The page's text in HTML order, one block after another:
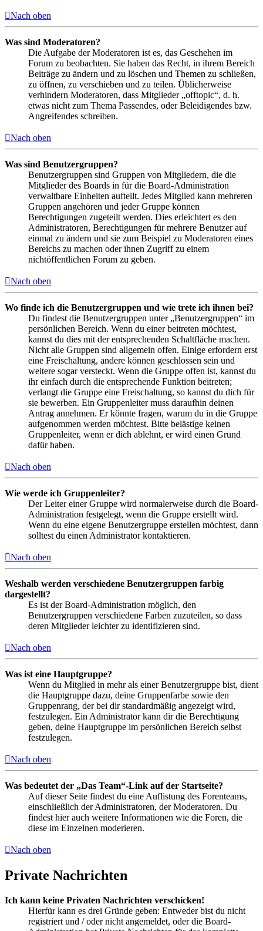
Nach oben
Was sind Moderatoren?
Die Aufgabe der Moderatoren ist es, das Geschehen im
Forum zu beobachten. Sie haben das Recht, in ihrem Bereich
Beiträge zu ändern und zu löschen und Themen zu schließen,
zu öffnen, zu verschieben und zu teilen. Üblicherweise
verhindern Moderatoren, dass Mitglieder „offtopic“, d. h.
etwas nicht zum Thema Passendes, oder Beleidigendes bzw.
Angreifendes schreiben.
Nach oben
Was sind Benutzergruppen?
Benutzergruppen sind Gruppen von Mitgliedern, die die
Mitglieder des Boards in für die Board-Administration
verwaltbare Einheiten aufteilt. Jedes Mitglied kann mehreren
Gruppen angehören und jeder Gruppe können
Berechtigungen zugeteilt werden. Dies erleichtert es den
Administratoren, Berechtigungen für mehrere Benutzer auf
einmal zu ändern und sie zum Beispiel zu Moderatoren eines
Bereichs zu machen oder ihnen Zugriff zu einem
nichtöffentlichen Forum zu geben.
Nach oben
Wo finde ich die Benutzergruppen und wie trete ich ihnen bei?
Du findest die Benutzergruppen unter „Benutzergruppen“ im
persönlichen Bereich. Wenn du einer beitreten möchtest,
kannst du dies mit der entsprechenden Schaltfläche machen.
Nicht alle Gruppen sind allgemein offen. Einige erfordern erst
eine Freischaltung, andere können geschlossen sein und
weitere sogar versteckt. Wenn die Gruppe offen ist, kannst du
ihr einfach durch die entsprechende Funktion beitreten;
verlangt die Gruppe eine Freischaltung, so kannst du dich für
sie bewerben. Ein Gruppenleiter muss daraufhin deinen
Antrag annehmen. Er könnte fragen, warum du in die Gruppe
aufgenommen werden möchtest. Bitte belästige keinen
Gruppenleiter, wenn er dich ablehnt, er wird einen Grund
dafür haben.
Nach oben
Wie werde ich Gruppenleiter?
Der Leiter einer Gruppe wird normalerweise durch die Board-
Administration festgelegt, wenn die Gruppe erstellt wird.
Wenn du eine eigene Benutzergruppe erstellen möchtest, dann
solltest du einen Administrator kontaktieren.
Nach oben
Weshalb werden verschiedene Benutzergruppen farbig
dargestellt?
Es ist der Board-Administration möglich, den
Benutzergruppen verschiedene Farben zuzuteilen, so dass
deren Mitglieder leichter zu identifizieren sind.
Nach oben
Was ist eine Hauptgruppe?
Wenn du Mitglied in mehr als einer Benutzergruppe bist, dient
die Hauptgruppe dazu, deine Gruppenfarbe sowie den
Gruppenrang, der bei dir standardmäßig angezeigt wird,
festzulegen. Ein Administrator kann dir die Berechtigung
geben, deine Hauptgruppe im persönlichen Bereich selbst
festzulegen.
Nach oben
Was bedeutet der „Das Team“-Link auf der Startseite?
Auf dieser Seite findest du eine Auflistung des Forenteams,
einschließlich der Administratoren, der Moderatoren. Du
findest hier auch weitere Informationen wie die Foren, die
diese im Einzelnen moderieren.
Nach oben
Private Nachrichten
Ich kann keine Privaten Nachrichten verschicken!
Hierfür kann es drei Gründe geben: Entweder bist du nicht
registriert und / oder nicht angemeldet, oder die Board-